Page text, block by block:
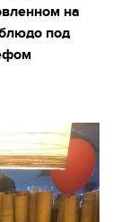
на
под